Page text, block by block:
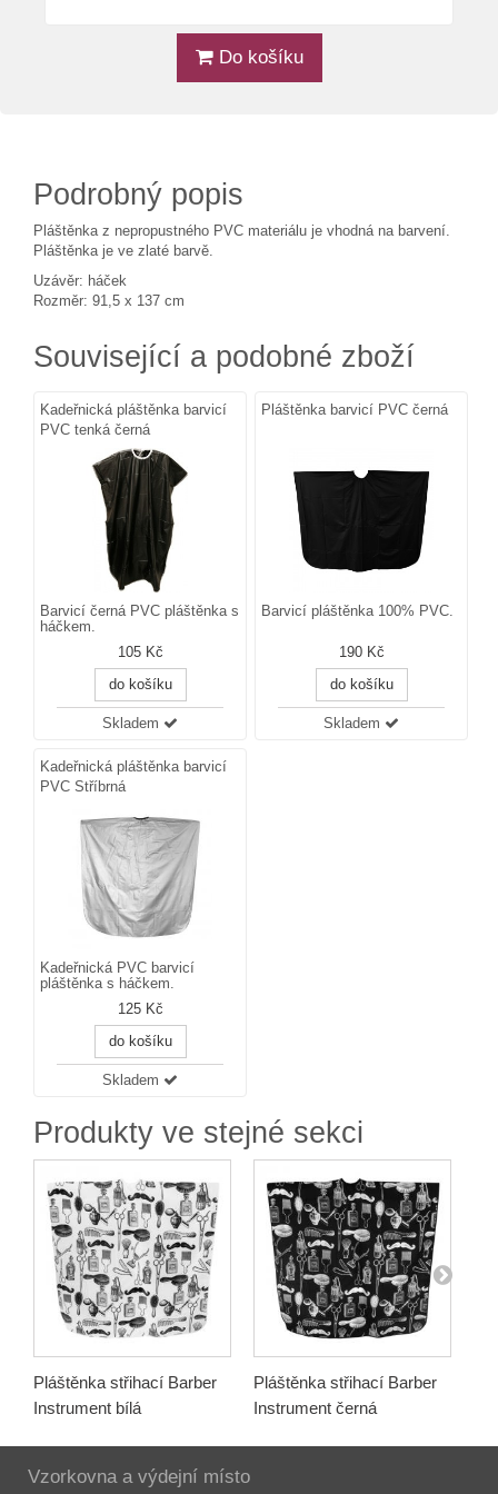
Do košíku
Podrobný popis
Pláštěnka z nepropustného PVC materiálu je vhodná na barvení.
Pláštěnka je ve zlaté barvě.
Uzávěr: háček
Rozměr: 91,5 x 137 cm
Související a podobné zboží
Kadeřnická pláštěnka barvicí
PVC tenká černá
Barvicí černá PVC pláštěnka s
háčkem.
105 Kč
do košíku
Skladem
Pláštěnka barvicí PVC černá
Barvicí pláštěnka 100% PVC.
190 Kč
do košíku
Skladem
Kadeřnická pláštěnka barvicí
PVC Stříbrná
Kadeřnická PVC barvicí
pláštěnka s háčkem.
125 Kč
do košíku
Skladem
Produkty ve stejné sekci
Pláštěnka střihací Barber
Instrument bílá
Pláštěnka střihací Barber
Instrument černá
Vzorkovna a výdejní místo